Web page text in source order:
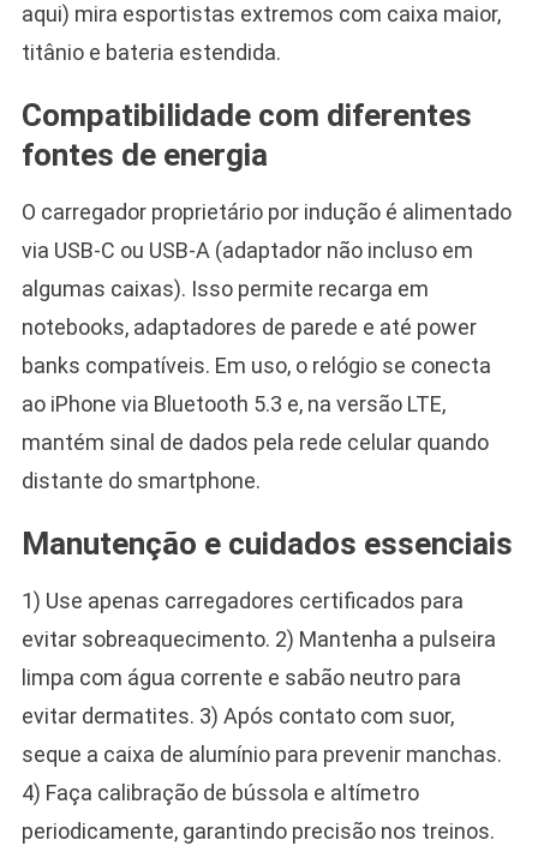
aqui) mira esportistas extremos com caixa maior,
titânio e bateria estendida.
Compatibilidade com diferentes
fontes de energia
O carregador proprietário por indução é alimentado
via USB-C ou USB-A (adaptador não incluso em
algumas caixas). Isso permite recarga em
notebooks, adaptadores de parede e até power
banks compatíveis. Em uso, o relógio se conecta
ao iPhone via Bluetooth 5.3 e, na versão LTE,
mantém sinal de dados pela rede celular quando
distante do smartphone.
Manutenção e cuidados essenciais
1) Use apenas carregadores certificados para
evitar sobreaquecimento. 2) Mantenha a pulseira
limpa com água corrente e sabão neutro para
evitar dermatites. 3) Após contato com suor,
seque a caixa de alumínio para prevenir manchas.
4) Faça calibração de bússola e altímetro
periodicamente, garantindo precisão nos treinos.